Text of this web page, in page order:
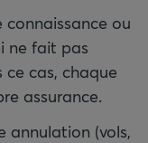
connaissance ou
ne fait pas
cas, chaque
assurance.
annulation (vols,